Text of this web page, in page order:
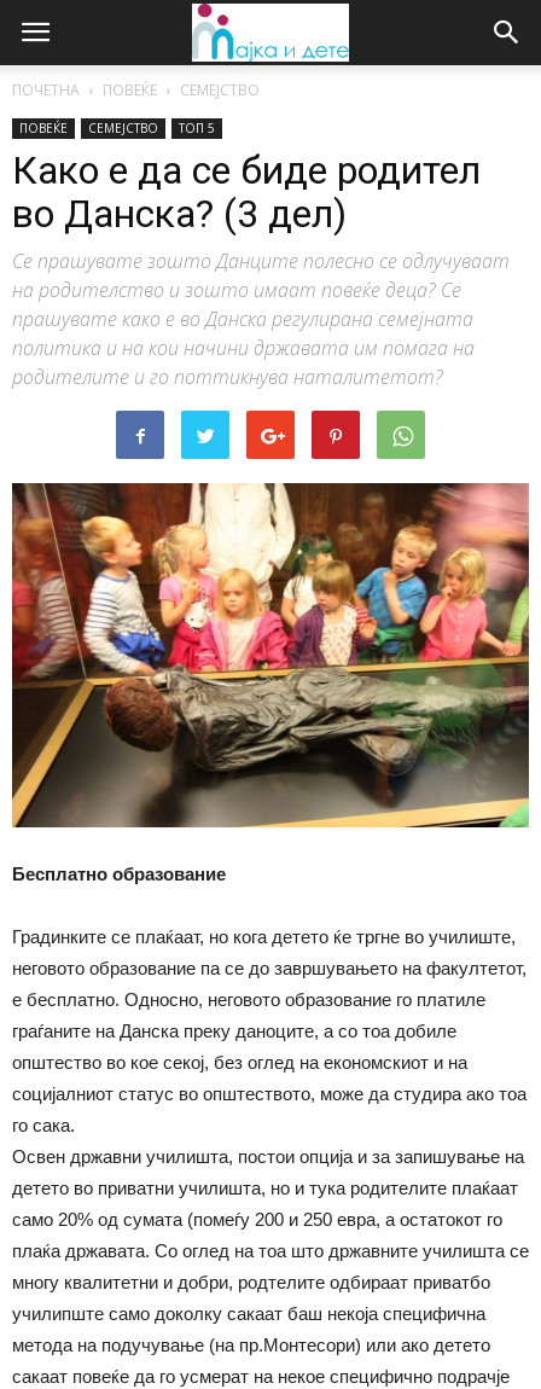
ПОЧЕТНА ПОВЕЌЕ СЕМЕЈСТВО
ПОВЕЌЕ СЕМЕЈСТВО ТОП 5
Како е да се биде родител
во Данска? (3 дел)
Се прашувате зошто Данците полесно се одлучуваат
на родителство и зошто имаат повеќе деца? Се
прашувате како е во Данска регулирана семејната
политика и на кои начини државата им помага на
родителите и го поттикнува наталитетот?
Бесплатно образование
Градинките се плаќаат, но кога детето ќе тргне во училиште,
неговото образование па се до завршувањето на факултетот,
е бесплатно. Односно, неговото образование го платиле
граѓаните на Данска преку даноците, а со тоа добиле
општество во кое секој, без оглед на економскиот и на
социјалниот статус во општеството, може да студира ако тоа
го сака.
Освен државни училишта, постои опција и за запишување на
детето во приватни училишта, но и тука родителите плаќаат
само 20% од сумата (помеѓу 200 и 250 евра, а остатокот го
плаќа државата. Со оглед на тоа што државните училишта се
многу квалитетни и добри, родтелите одбираат приватбо
училипште само доколку сакаат баш некоја специфична
метода на подучување (на пр.Монтесори) или ако детето
сакаат повеќе да го усмерат на некое специфично подрачје